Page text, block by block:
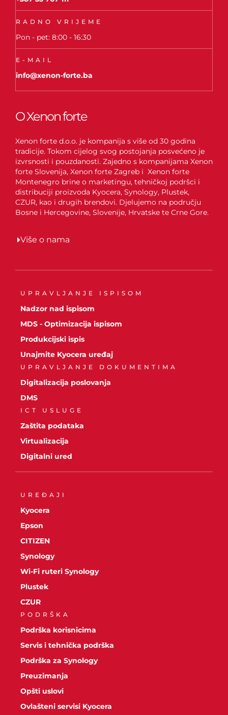
RADNO VRIJEME
Pon - pet: 8:00 - 16:30
E-MAIL
info@xenon-forte.ba
O Xenon forte
Xenon forte d.o.o. je kompanija s više od 30 godina
tradicije. Tokom cijelog svog postojanja posvećeno je
izvrsnosti i pouzdanosti. Zajedno s kompanijama Xenon
forte Slovenija, Xenon forte Zagreb i Xenon forte
Montenegro brine o marketingu, tehničkoj podršci i
distribuciji proizvoda Kyocera, Synology, Plustek,
CZUR, kao i drugih brendovi. Djelujemo na području
Bosne i Hercegovine, Slovenije, Hrvatske te Crne Gore.
Više o nama
UPRAVLJANJE ISPISOM
Nadzor nad ispisom
MDS - Optimizacija ispisom
Produkcijski ispis
Unajmite Kyocera uređaj
UPRAVLJANJE DOKUMENTIMA
Digitalizacija poslovanja
DMS
ICT USLUGE
Zaštita podataka
Virtualizacija
Digitalni ured
UREĐAJI
Kyocera
Epson
CITIZEN
Synology
Wi-Fi ruteri Synology
Plustek
CZUR
PODRŠKA
Podrška korisnicima
Servis i tehnička podrška
Podrška za Synology
Preuzimanja
Opšti uslovi
Ovlašteni servisi Kyocera